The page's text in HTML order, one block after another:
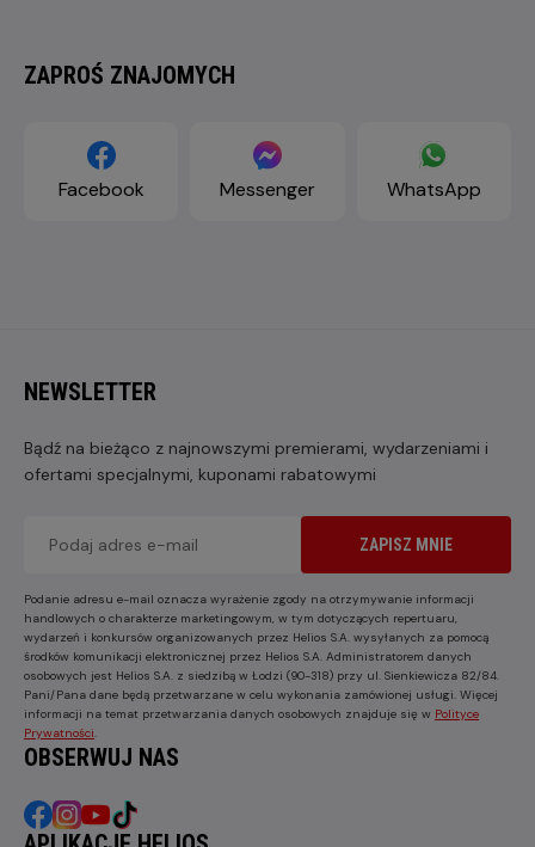
ZAPROŚ ZNAJOMYCH
Facebook Messenger WhatsApp
NEWSLETTER
Bądź na bieżąco z najnowszymi premierami, wydarzeniami i
ofertami specjalnymi, kuponami rabatowymi
ZAPISZ MNIE
Podanie adresu e-mail oznacza wyrażenie zgody na otrzymywanie informacji
handlowych o charakterze marketingowym, w tym dotyczących repertuaru,
wydarzeń i konkursów organizowanych przez Helios S.A. wysyłanych za pomocą
środków komunikacji elektronicznej przez Helios S.A. Administratorem danych
osobowych jest Helios S.A. z siedzibą w Łodzi (90-318) przy ul. Sienkiewicza 82/84.
Pani/Pana dane będą przetwarzane w celu wykonania zamówionej usługi. Więcej
informacji na temat przetwarzania danych osobowych znajduje się w Polityce
Prywatności
OBSERWUJ NAS